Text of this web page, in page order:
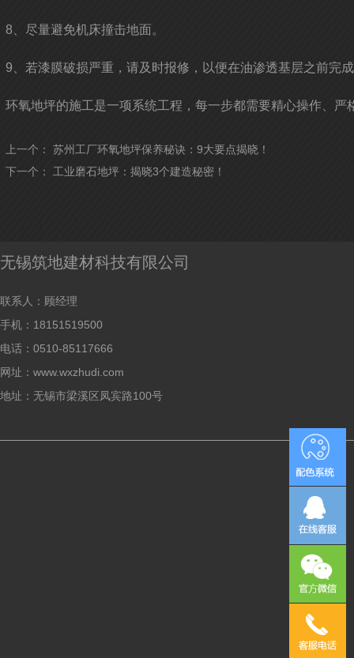
8、尽量避免机床撞击地面。
9、若漆膜破损严重，请及时报修，以便在油渗透基层之前完
环氧地坪的施工是一项系统工程，每一步都需要精心操作、
上一个： 苏州工厂环氧地坪保养秘诀：9大要点揭晓！
下一个： 工业磨石地坪：揭晓3个建造秘密！
无锡筑地建材科技有限公司
联系人：顾经理
手机：18151519500
电话：0510-85117666
网址：www.wxzhudi.com
地址：无锡市梁溪区凤宾路100号